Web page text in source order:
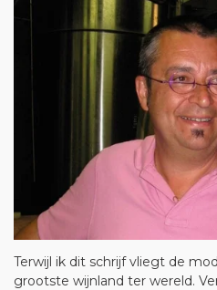
Terwijl ik dit schrijf vliegt de
grootste wijnland ter wereld.